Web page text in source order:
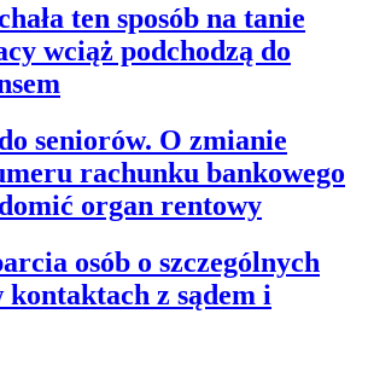
ten sposób na tanie
wciąż podchodzą do
seniorów. O zmianie
rachunku bankowego
organ rentowy
osób o szczególnych
kontaktach z sądem i